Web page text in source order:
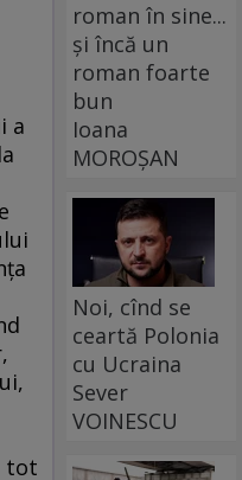
a
tot
roman în sine...
și încă un
roman foarte
bun
Ioana
MOROȘAN
Noi, cînd se
ceartă Polonia
cu Ucraina
Sever
VOINESCU